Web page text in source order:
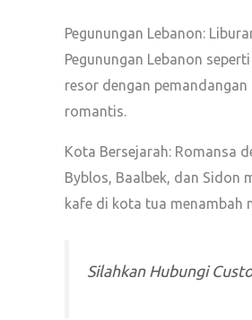
Pegunungan Lebanon:
Pegunungan Lebanon
resor dengan
romantis.
Kota Bersejarah: Romansa
Byblos, Baalbek, dan Sidon
kafe di kota tua menambah
Silahkan Hubungi